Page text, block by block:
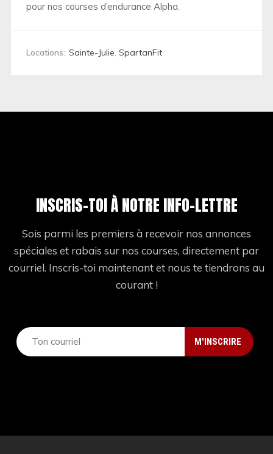
pour nos courses d’endurance Alpha.
Locations: Sainte-Julie, SpartanFit
INSCRIS-TOI À NOTRE INFO-LETTRE
Sois parmi les premiers à recevoir nos annonces
spéciales et rabais sur nos courses, directement par
courriel. Inscris-toi maintenant et nous te tiendrons au
courant !